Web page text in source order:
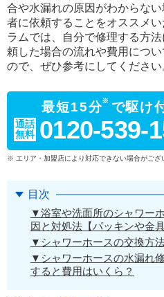
合や水漏れの原因がわからな
者に依頼することをオススメ
ラムでは、自分で修理する方
頼した場合の流れや費用につ
ので、ぜひ参考にしてください
最短15分※ で駆け
通話
無料 0120-539-
※ エリア・加盟店により対応できない場合がござ
目次
▼浴室や洗面所のシャワー
因と対処法【パッキンや金具
▼シャワーホースの交換方
▼シャワーホースの水漏れ
すると費用はいくら？